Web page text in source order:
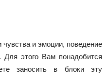
и эмоции, поведение
этого Вам понадобится
заносить в блоки эту